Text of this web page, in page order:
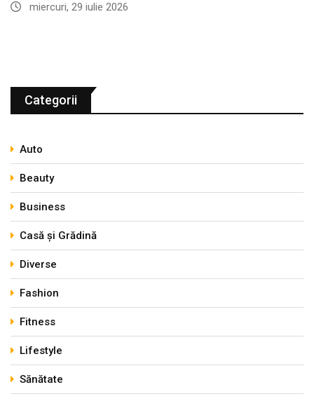
miercuri, 29 iulie 2026
Categorii
Auto
Beauty
Business
Casă și Grădină
Diverse
Fashion
Fitness
Lifestyle
Sănătate